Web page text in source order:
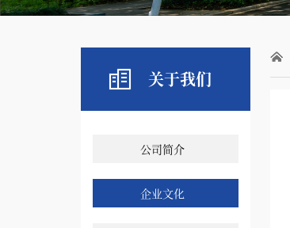
关于我们
公司简介
企业文化